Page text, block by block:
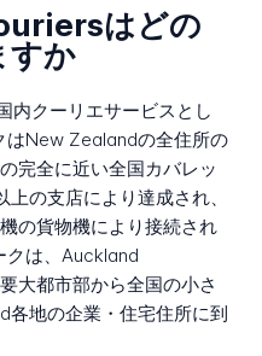
はどの
すか
内クーリエサービスとし
はNew Zealandの全住所の
完全に近い全国カバレッ
の支店により達成され、
の貨物機により接続され
クは、Auckland
大都市部から全国の小さ
地の企業・住宅住所に到